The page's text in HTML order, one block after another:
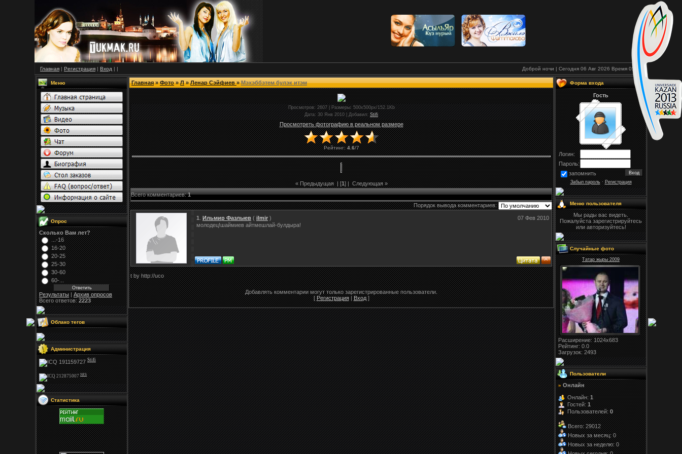
Главная | Регистрация | Вход | | Доброй ночи | Сегодня 06 Авг 2026 Время 05:08
Меню
Опрос
Сколько Вам лет?
...-16
16-20
20-25
25-30
30-60
60-...
Результаты|Архив опросов
Всего ответов:2223
Облако тегов
Администрация
Stifi
NFS
Статистика
Главная»Фото»Л »Ленар Сэйфиев»Мэхэббэтем булэк итэм
Просмотров: 2607 | Размеры: 500x500px/152.1Kb
Дата: 30 Янв 2010 | Добавил: Stifi
Просмотреть фотографию в реальном размере
Рейтинг:4.6/7
« Предыдущая| [1] |Следующая »
Всего комментариев:1
Порядок вывода комментариев:
07 Фев 2010
1 Ильмир Фазлыев ( ilmir )
молодец!шаймиев айтмешлай-булдыра!
t by http://uco
Добавлять комментарии могут только зарегистрированные пользователи.
[Регистрация|Вход]
Форма входа
Гость
Логин:
Пароль:
запомнить
Забыл пароль·Регистрация
Меню пользователя
Мы рады вас видеть.
Пожалуйста зарегистрируйтесь
или авторизуйтесь!
Случайные фото
Татар жыры 2009
Расширение: 1024x683
Рейтинг:0.0
Загрузок: 2493
Пользователи
» Онлайн
Онлайн:1
Гостей:1
Пользователей:0
Всего: 29012
Новых за месяц: 0
Новых за неделю: 0